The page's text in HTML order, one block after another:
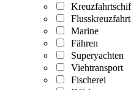
Marine
Fähren
Superyachten
Viehtransport
Fischerei